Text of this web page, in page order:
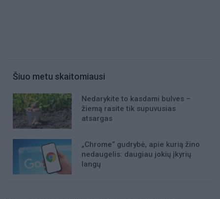
Šiuo metu skaitomiausi
Nedarykite to kasdami bulves –
žiemą rasite tik supuvusias
atsargas
„Chrome“ gudrybė, apie kurią žino
nedaugelis: daugiau jokių įkyrių
langų